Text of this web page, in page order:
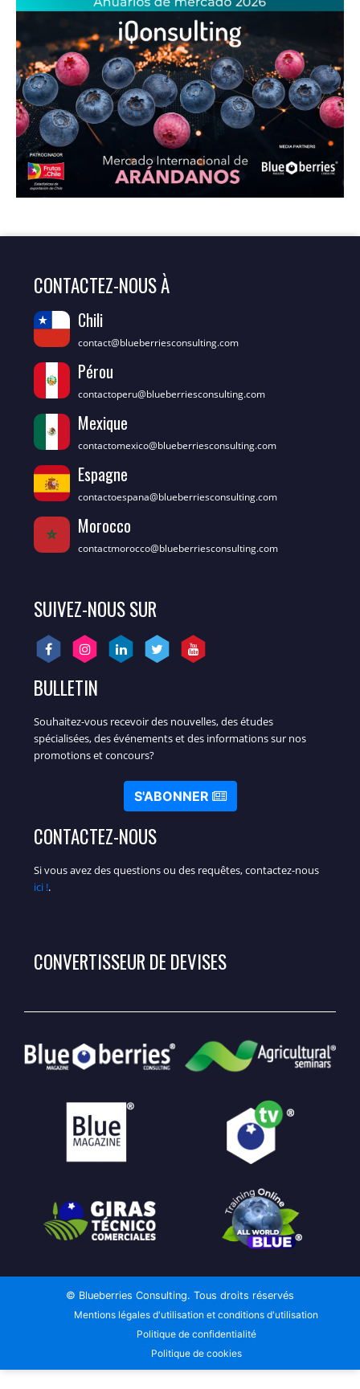
CONTACTEZ-NOUS À
Chili
contact@blueberriesconsulting.com
Pérou
contactoperu@blueberriesconsulting.com
Mexique
contactomexico@blueberriesconsulting.com
Espagne
contactoespana@blueberriesconsulting.com
Morocco
contactmorocco@blueberriesconsulting.com
SUIVEZ-NOUS SUR
BULLETIN
Souhaitez-vous recevoir des nouvelles, des études
spécialisées, des événements et des informations sur nos
promotions et concours?
S'ABONNER
CONTACTEZ-NOUS
Si vous avez des questions ou des requêtes, contactez-nous
ici !.
CONVERTISSEUR DE DEVISES
© Blueberries Consulting. Tous droits réservés
Mentions légales d'utilisation et conditions d'utilisation
Politique de confidentialité
Politique de cookies